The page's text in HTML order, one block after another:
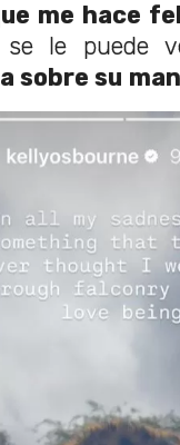
me hace
se le puede
sobre su